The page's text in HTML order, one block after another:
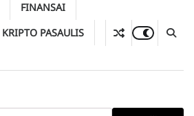
FINANSAI
KRIPTO PASAULIS